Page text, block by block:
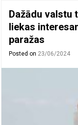
Dažādu valstu
liekas
paražas
Posted on 23/06/2024